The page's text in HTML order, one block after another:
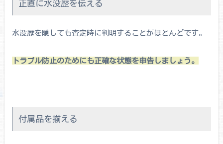
正直に水没歴を伝える
水没歴を隠しても査定時に判明することがほとんどです。
トラブル防止のためにも正確な状態を申告しましょう。
付属品を揃える